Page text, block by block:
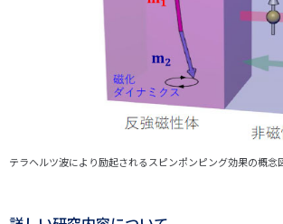
テラヘルツ波により励起されるスピンポンピング効果の概念